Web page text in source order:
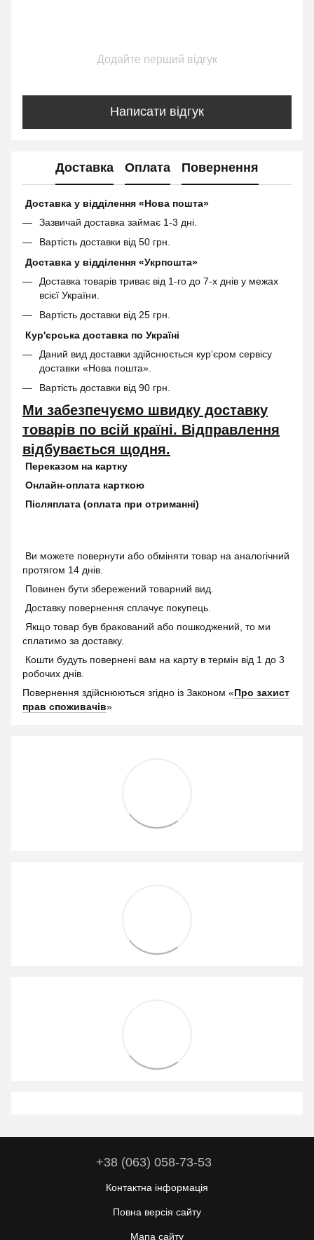
Додайте перший відгук
Написати відгук
Доставка Оплата Повернення
Доставка у відділення «Нова пошта»
Зазвичай доставка займає 1-3 дні.
Вартість доставки від 50 грн.
Доставка у відділення «Укрпошта»
Доставка товарів триває від 1-го до 7-х днів у межах
всієї України.
Вартість доставки від 25 грн.
Кур'єрська доставка по Україні
Даний вид доставки здійснюється кур’єром сервісу
доставки «Нова пошта».
Вартість доставки від 90 грн.
Ми забезпечуємо швидку доставку
товарів по всій країні. Відправлення
відбувається щодня.
Переказом на картку
Онлайн-оплата карткою
Післяплата (оплата при отриманні)
Ви можете повернути або обміняти товар на аналогічний
протягом 14 днів.
Повинен бути збережений товарний вид.
Доставку повернення сплачує покупець.
Якщо товар був бракований або пошкоджений, то ми
сплатимо за доставку.
Кошти будуть повернені вам на карту в термін від 1 до 3
робочих днів.
Повернення здійснюються згідно із Законом «Про захист
прав споживачів»
+38 (063) 058-73-53
Контактна інформація
Повна версія сайту
Мапа сайту